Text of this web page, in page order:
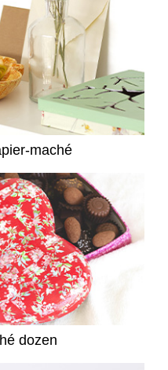
maché
dozen